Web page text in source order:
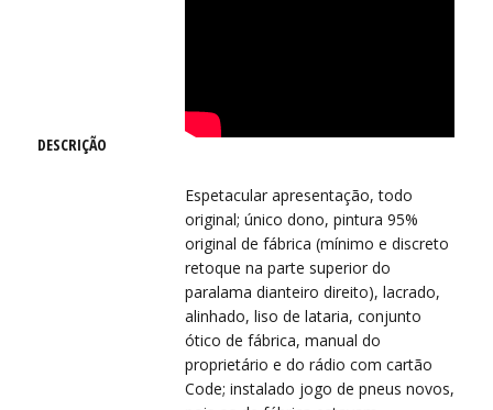
DESCRIÇÃO
Espetacular apresentação, todo
original; único dono, pintura 95%
original de fábrica (mínimo e discreto
retoque na parte superior do
paralama dianteiro direito), lacrado,
alinhado, liso de lataria, conjunto
ótico de fábrica, manual do
proprietário e do rádio com cartão
Code; instalado jogo de pneus novos,